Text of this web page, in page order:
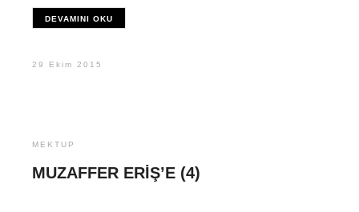
DEVAMINI OKU
29 Ekim 2015
MEKTUP
MUZAFFER ERIŞ’E (4)